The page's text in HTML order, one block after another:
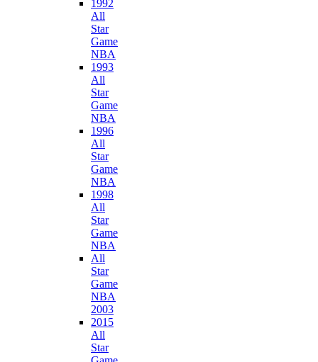
1992
All
Star
Game
NBA
1993
All
Star
Game
NBA
1996
All
Star
Game
NBA
1998
All
Star
Game
NBA
All
Star
Game
NBA
2003
2015
All
Star